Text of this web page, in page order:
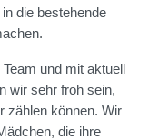
die bestehende
und mit aktuell
wir sehr froh sein,
zählen können. Wir
die ihre